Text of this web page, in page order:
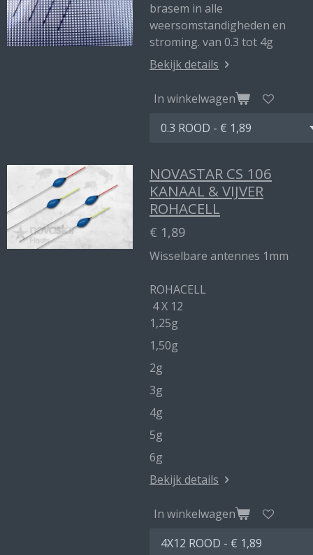
brasem in alle
weersomstandigheden en
stroming. van 0.3 tot 4g
Bekijk details
In winkelwagen
NOVASTAR CS 106
KANAAL & VIJVER
ROHACELL
€ 1,89
Wisselbare antennes 1mm
ROHACELL
4 X 12
1,25g
1,50g
2g
3g
4g
5g
6g
Bekijk details
In winkelwagen